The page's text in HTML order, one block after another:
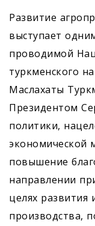
Развитие
выступает
проводимой
туркменского
Маслахаты
Президентом
политики,
экономической
повышение
направлении
целях
производства,